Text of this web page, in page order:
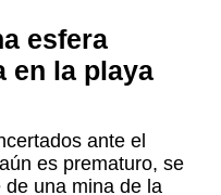
esfera
en la playa
ante el
es prematuro, se
una mina de la